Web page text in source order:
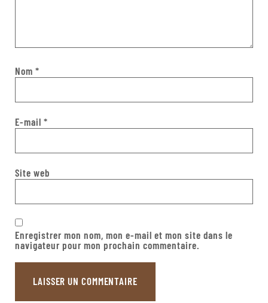
Nom *
E-mail *
Site web
Enregistrer mon nom, mon e-mail et mon site dans le
navigateur pour mon prochain commentaire.